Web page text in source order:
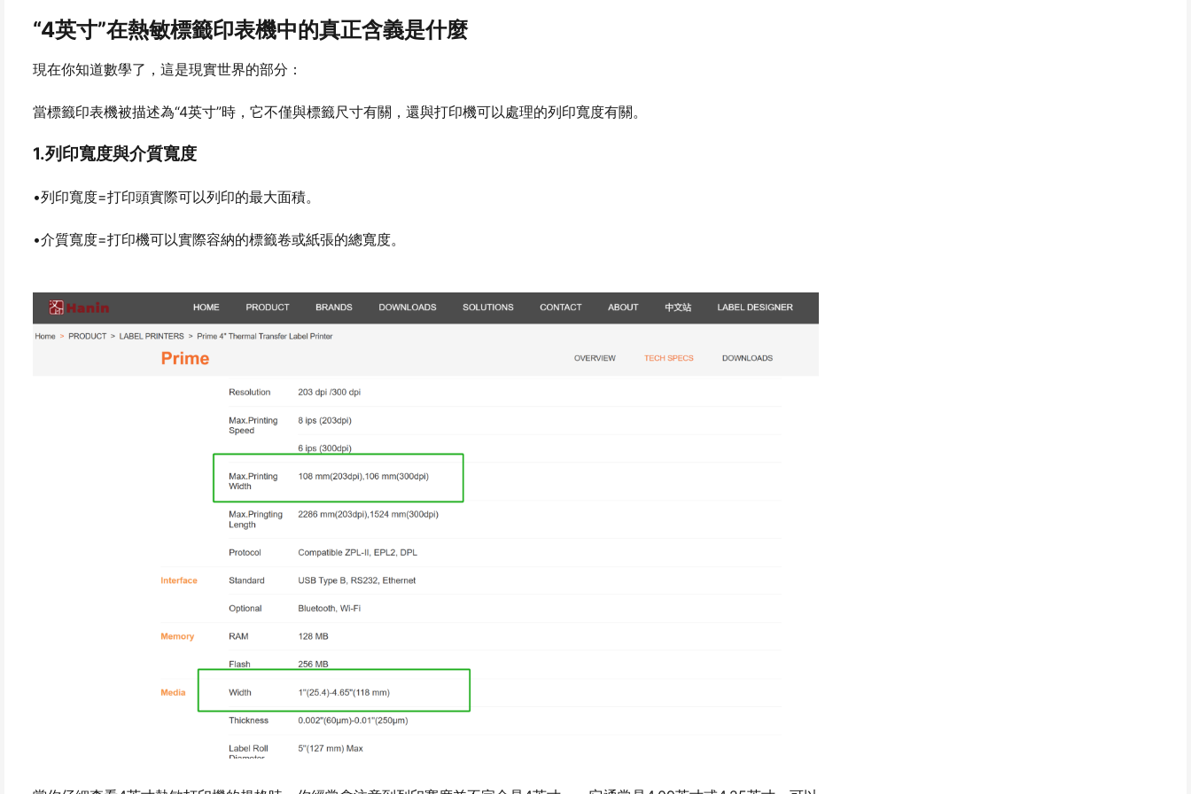
“4英寸”在熱敏標籤印表機中的真正含義是什麼
現在你知道數學了，這是現實世界的部分：
當標籤印表機被描述為“4英寸”時，它不僅與標籤尺寸有關，還與打印機可以處理的列印寬度有關。
1.列印寬度與介質寬度
•列印寬度=打印頭實際可以列印的最大面積。
•介質寬度=打印機可以實際容納的標籤卷或紙張的總寬度。